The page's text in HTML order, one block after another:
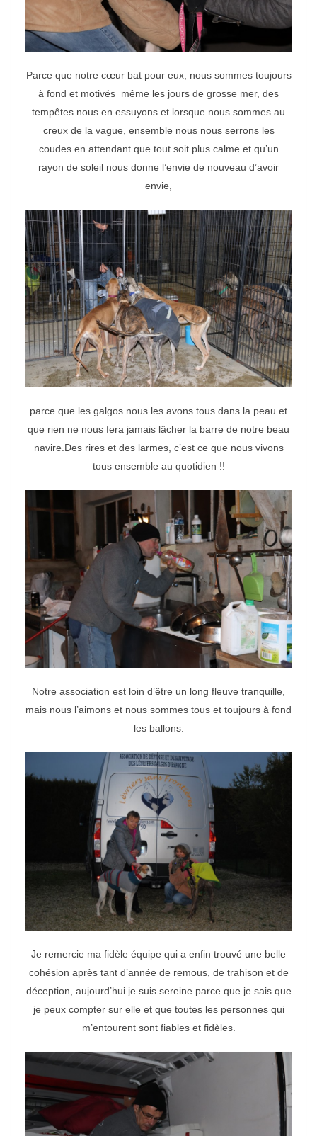
Parce que notre cœur bat pour eux, nous sommes toujours
à fond et motivés même les jours de grosse mer, des
tempêtes nous en essuyons et lorsque nous sommes au
creux de la vague, ensemble nous nous serrons les
coudes en attendant que tout soit plus calme et qu’un
rayon de soleil nous donne l’envie de nouveau d’avoir
envie,
parce que les galgos nous les avons tous dans la peau et
que rien ne nous fera jamais lâcher la barre de notre beau
navire.Des rires et des larmes, c’est ce que nous vivons
tous ensemble au quotidien !!
Notre association est loin d’être un long fleuve tranquille,
mais nous l’aimons et nous sommes tous et toujours à fond
les ballons.
Je remercie ma fidèle équipe qui a enfin trouvé une belle
cohésion après tant d’année de remous, de trahison et de
déception, aujourd’hui je suis sereine parce que je sais que
je peux compter sur elle et que toutes les personnes qui
m’entourent sont fiables et fidèles.